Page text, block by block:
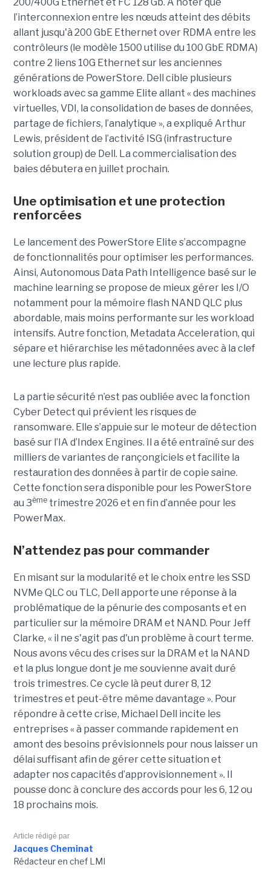
200/400G Ethernet et FC 128 Gb. A noter que
l’interconnexion entre les nœuds atteint des débits
allant jusqu'à 200 GbE Ethernet over RDMA entre les
contrôleurs (le modèle 1500 utilise du 100 GbE RDMA)
contre 2 liens 10G Ethernet sur les anciennes
générations de PowerStore. Dell cible plusieurs
workloads avec sa gamme Elite allant « des machines
virtuelles, VDI, la consolidation de bases de données,
partage de fichiers, l’analytique », a expliqué Arthur
Lewis, président de l’activité ISG (infrastructure
solution group) de Dell. La commercialisation des
baies débutera en juillet prochain.
Une optimisation et une protection
renforcées
Le lancement des PowerStore Elite s’accompagne
de fonctionnalités pour optimiser les performances.
Ainsi, Autonomous Data Path Intelligence basé sur le
machine learning se propose de mieux gérer les I/O
notamment pour la mémoire flash NAND QLC plus
abordable, mais moins performante sur les workload
intensifs. Autre fonction, Metadata Acceleration, qui
sépare et hiérarchise les métadonnées avec à la clef
une lecture plus rapide.
La partie sécurité n’est pas oubliée avec la fonction
Cyber Detect qui prévient les risques de
ransomware. Elle s’appuie sur le moteur de détection
basé sur l’IA d’Index Engines. Il a été entraîné sur des
milliers de variantes de rançongiciels et facilite la
restauration des données à partir de copie saine.
Cette fonction sera disponible pour les PowerStore
au 3èmetrimestre 2026 et en fin d’année pour les
PowerMax.
N’attendez pas pour commander
En misant sur la modularité et le choix entre les SSD
NVMe QLC ou TLC, Dell apporte une réponse à la
problématique de la pénurie des composants et en
particulier sur la mémoire DRAM et NAND. Pour Jeff
Clarke, « il ne s'agit pas d'un problème à court terme.
Nous avons vécu des crises sur la DRAM et la NAND
et la plus longue dont je me souvienne avait duré
trois trimestres. Ce cycle là peut durer 8, 12
trimestres et peut-être même davantage ». Pour
répondre à cette crise, Michael Dell incite les
entreprises « à passer commande rapidement en
amont des besoins prévisionnels pour nous laisser un
délai suffisant afin de gérer cette situation et
adapter nos capacités d’approvisionnement ». Il
pousse donc à conclure des accords pour les 6, 12 ou
18 prochains mois.
Article rédigé par
Jacques Cheminat
Rédacteur en chef LMI